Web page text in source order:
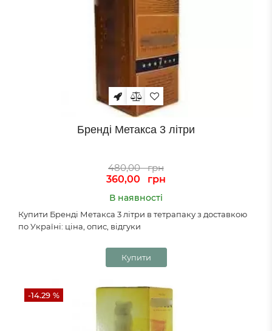
Бренді Метакса 3 літри
480,00
грн
360,00
грн
В наявності
Купити Бренді Метакса 3 літри в тетрапаку з доставкою
по Україні: ціна, опис, відгуки
Купити
-14.29 %